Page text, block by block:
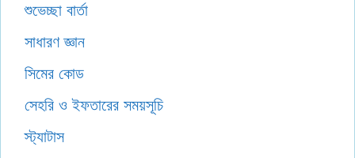
শুভেচ্ছা বার্তা
সাধারণ জ্ঞান
সিমের কোড
সেহরি ও ইফতারের সময়সূচি
স্ট্যাটাস